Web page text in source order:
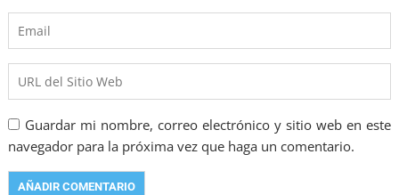
Guardar mi nombre, correo electrónico y sitio web en este
navegador para la próxima vez que haga un comentario.